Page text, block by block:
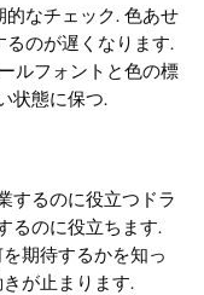
なチェック. 色あせ
のが遅くなります.
ルフォントと色の標
状態に保つ.
するのに役立つドラ
るのに役立ちます.
期待するかを知っ
が止まります.